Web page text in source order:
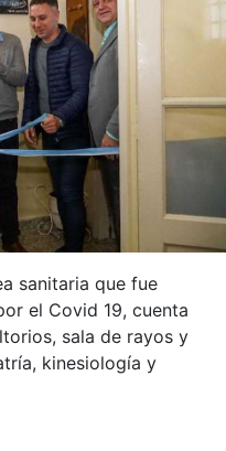
sanitaria que fue
el Covid 19, cuenta
sala de rayos y
kinesiología y